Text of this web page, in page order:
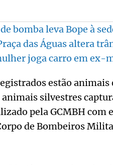
bomba leva Bope à
das Águas altera
joga carro em ex-
estão
silvestres
pela GCMBH com
de Bombeiros